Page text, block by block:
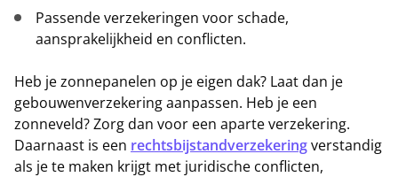
Passende verzekeringen voor schade,
aansprakelijkheid en conflicten.
Heb je zonnepanelen op je eigen dak? Laat dan je
gebouwenverzekering aanpassen. Heb je een
zonneveld? Zorg dan voor een aparte verzekering.
Daarnaast is een rechtsbijstandverzekeringverstandig
als je te maken krijgt met juridische conflicten,